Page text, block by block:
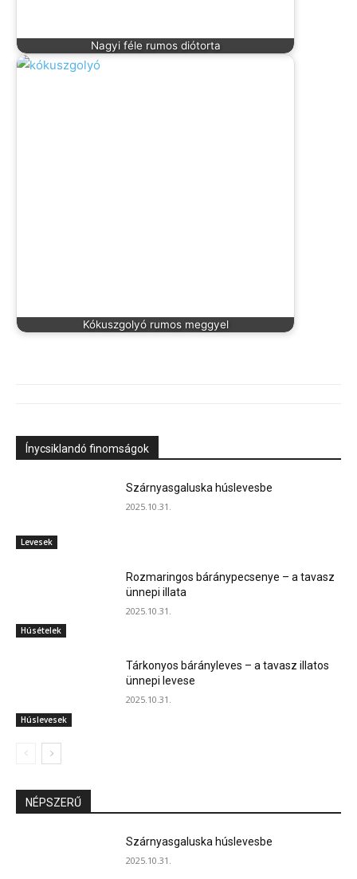
Nagyi féle rumos diótorta
Kókuszgolyó rumos meggyel
Ínycsiklandó finomságok
Levesek
Szárnyasgaluska húslevesbe
2025.10.31.
Húsételek
Rozmaringos báránypecsenye – a tavasz
ünnepi illata
2025.10.31.
Húslevesek
Tárkonyos bárányleves – a tavasz illatos
ünnepi levese
2025.10.31.
NÉPSZERŰ
Szárnyasgaluska húslevesbe
2025.10.31.